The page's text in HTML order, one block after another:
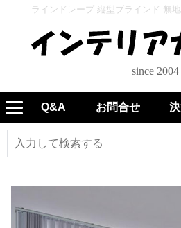
since 2004
Q&A お問合せ